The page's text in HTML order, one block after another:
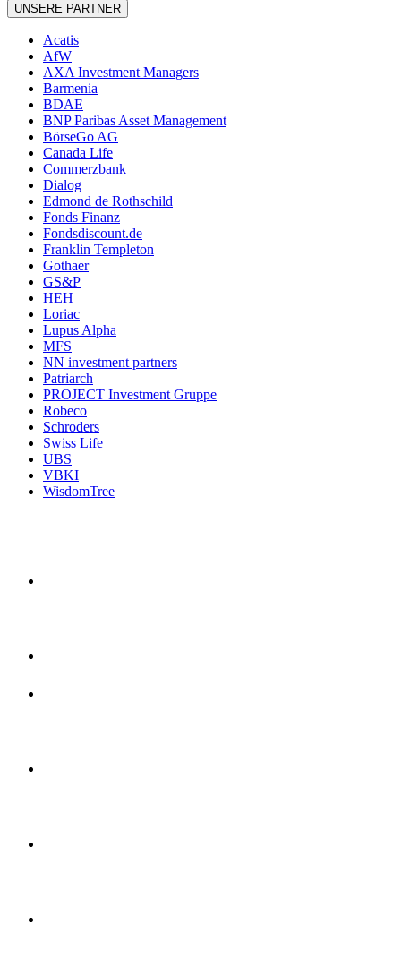
UNSERE PARTNER
Acatis
AfW
AXA Investment Managers
Barmenia
BDAE
BNP Paribas Asset Management
BörseGo AG
Canada Life
Commerzbank
Dialog
Edmond de Rothschild
Fonds Finanz
Fondsdiscount.de
Franklin Templeton
Gothaer
GS&P
HEH
Loriac
Lupus Alpha
MFS
NN investment partners
Patriarch
PROJECT Investment Gruppe
Robeco
Schroders
Swiss Life
UBS
VBKI
WisdomTree